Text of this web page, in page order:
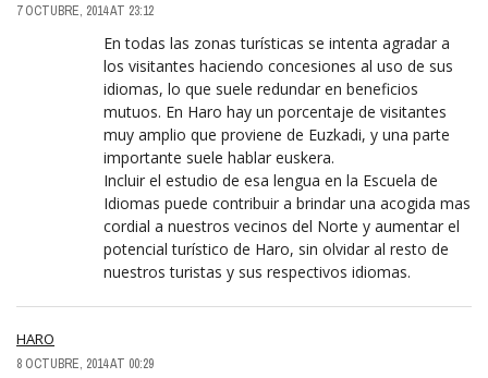
7 OCTUBRE, 2014 AT 23:12
En todas las zonas turísticas se intenta agradar a
los visitantes haciendo concesiones al uso de sus
idiomas, lo que suele redundar en beneficios
mutuos. En Haro hay un porcentaje de visitantes
muy amplio que proviene de Euzkadi, y una parte
importante suele hablar euskera.
Incluir el estudio de esa lengua en la Escuela de
Idiomas puede contribuir a brindar una acogida mas
cordial a nuestros vecinos del Norte y aumentar el
potencial turístico de Haro, sin olvidar al resto de
nuestros turistas y sus respectivos idiomas.
HARO
8 OCTUBRE, 2014 AT 00:29